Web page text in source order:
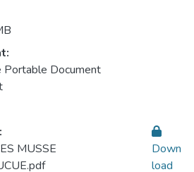
Portable Document
MUSSE
Down
load